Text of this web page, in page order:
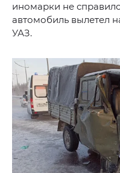
иномарки не
автомобиль вылетел
УАЗ.